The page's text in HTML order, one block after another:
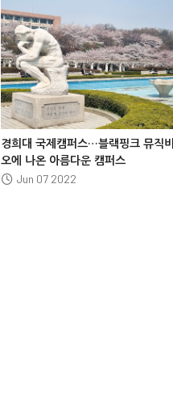

 

경희대 국제캠퍼스…블랙핑크 뮤직
오에 나온 아름다운 캠퍼스
Jun 07 2022
